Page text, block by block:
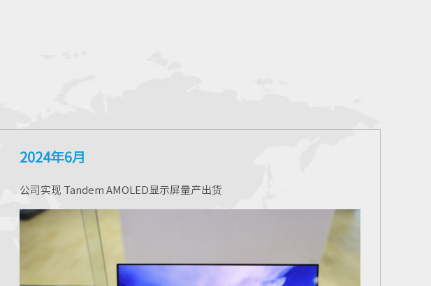
2024年6月
公司实现 Tandem AMOLED显示屏量产出货